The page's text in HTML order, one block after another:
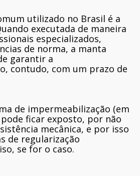
utilizado no Brasil é a
executada de maneira
especializados,
de norma, a manta
garantir a
contudo, com um prazo de
de impermeabilização (em
ficar exposto, por não
mecânica, e por isso
de regularização
se for o caso.